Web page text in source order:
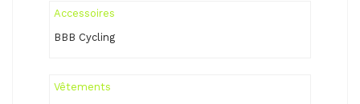
Accessoires
BBB Cycling
Vêtements